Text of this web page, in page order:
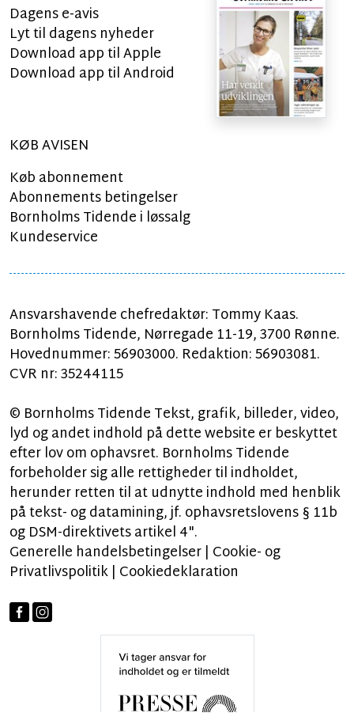
Dagens e-avis
Lyt til dagens nyheder
Download app til Apple
Download app til Android
KØB AVISEN
Køb abonnement
Abonnements betingelser
Bornholms Tidende i løssalg
Kundeservice
Ansvarshavende chefredaktør: Tommy Kaas.
Bornholms Tidende, Nørregade 11-19, 3700 Rønne.
Hovednummer: 56903000. Redaktion: 56903081.
CVR nr: 35244115
© Bornholms Tidende Tekst, grafik, billeder, video,
lyd og andet indhold på dette website er beskyttet
efter lov om ophavsret. Bornholms Tidende
forbeholder sig alle rettigheder til indholdet,
herunder retten til at udnytte indhold med henblik
på tekst- og datamining, jf. ophavsretslovens § 11b
og DSM-direktivets artikel 4".
Generelle handelsbetingelser| Cookie- og
Privatlivspolitik| Cookiedeklaration